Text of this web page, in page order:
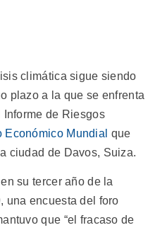
climática sigue siendo
plazo a la que se enfrenta
Informe de Riesgos
Económico Mundial que
ciudad de Davos, Suiza.
su tercer año de la
una encuesta del foro
que “el fracaso de